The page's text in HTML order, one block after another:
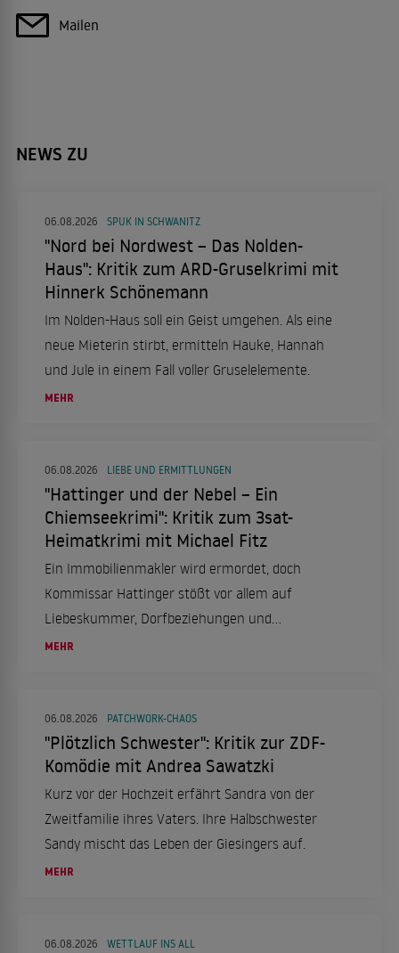
Mailen
NEWS ZU
06.08.2026 SPUK IN SCHWANITZ
"Nord bei Nordwest – Das Nolden-
Haus": Kritik zum ARD-Gruselkrimi mit
Hinnerk Schönemann
Im Nolden-Haus soll ein Geist umgehen. Als eine
neue Mieterin stirbt, ermitteln Hauke, Hannah
und Jule in einem Fall voller Gruselelemente.
MEHR
06.08.2026 LIEBE UND ERMITTLUNGEN
"Hattinger und der Nebel – Ein
Chiemseekrimi": Kritik zum 3sat-
Heimatkrimi mit Michael Fitz
Ein Immobilienmakler wird ermordet, doch
Kommissar Hattinger stößt vor allem auf
Liebeskummer, Dorfbeziehungen und
trügerische Idylle.
MEHR
06.08.2026 PATCHWORK-CHAOS
"Plötzlich Schwester": Kritik zur ZDF-
Komödie mit Andrea Sawatzki
Kurz vor der Hochzeit erfährt Sandra von der
Zweitfamilie ihres Vaters. Ihre Halbschwester
Sandy mischt das Leben der Giesingers auf.
MEHR
06.08.2026 WETTLAUF INS ALL